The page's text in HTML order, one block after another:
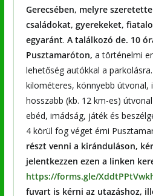
Gerecsében, melyre
családokat, gyerekeket,
egyaránt. A találkozó de. 10
Pusztamaróton, a történelmi
lehetőség autókkal a
kilométeres, könnyebb útvonal,
hosszabb (kb. 12 km-es)
ebéd, imádság, játék és
4 körül fog véget érni
részt venni a kiránduláson,
jelentkezzen ezen a linken
https://forms.gle/
fuvart is kérni az utazáshoz,